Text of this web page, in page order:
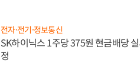
전자·전기·정보통신
SK하이닉스 1주당 375원 현금배당
정